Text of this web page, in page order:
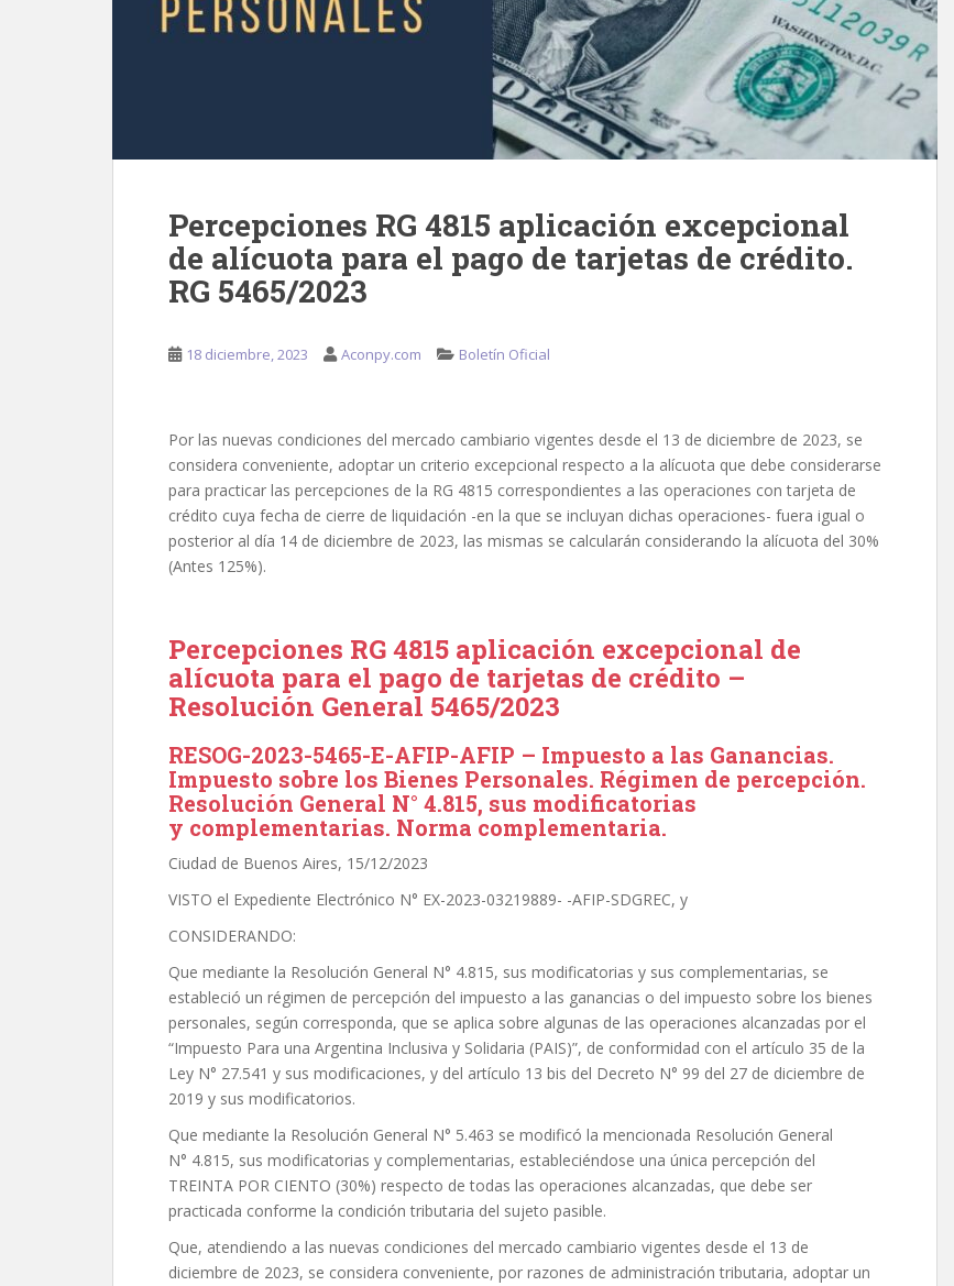
Percepciones RG 4815 aplicación excepcional
de alícuota para el pago de tarjetas de crédito.
RG 5465/2023
18 diciembre, 2023 Aconpy.com Boletín Oficial
Por las nuevas condiciones del mercado cambiario vigentes desde el 13 de diciembre de 2023, se
considera conveniente, adoptar un criterio excepcional respecto a la alícuota que debe considerarse
para practicar las percepciones de la RG 4815 correspondientes a las operaciones con tarjeta de
crédito cuya fecha de cierre de liquidación -en la que se incluyan dichas operaciones- fuera igual o
posterior al día 14 de diciembre de 2023, las mismas se calcularán considerando la alícuota del 30%
(Antes 125%).
Percepciones RG 4815 aplicación excepcional de
alícuota para el pago de tarjetas de crédito –
Resolución General 5465/2023
RESOG-2023-5465-E-AFIP-AFIP – Impuesto a las Ganancias.
Impuesto sobre los Bienes Personales. Régimen de percepción.
Resolución General N° 4.815, sus modificatorias
y complementarias. Norma complementaria.
Ciudad de Buenos Aires, 15/12/2023
VISTO el Expediente Electrónico N° EX-2023-03219889- -AFIP-SDGREC, y
CONSIDERANDO:
Que mediante la Resolución General N° 4.815, sus modificatorias y sus complementarias, se
estableció un régimen de percepción del impuesto a las ganancias o del impuesto sobre los bienes
personales, según corresponda, que se aplica sobre algunas de las operaciones alcanzadas por el
“Impuesto Para una Argentina Inclusiva y Solidaria (PAIS)”, de conformidad con el artículo 35 de la
Ley N° 27.541 y sus modificaciones, y del artículo 13 bis del Decreto N° 99 del 27 de diciembre de
2019 y sus modificatorios.
Que mediante la Resolución General N° 5.463 se modificó la mencionada Resolución General
N° 4.815, sus modificatorias y complementarias, estableciéndose una única percepción del
TREINTA POR CIENTO (30%) respecto de todas las operaciones alcanzadas, que debe ser
practicada conforme la condición tributaria del sujeto pasible.
Que, atendiendo a las nuevas condiciones del mercado cambiario vigentes desde el 13 de
diciembre de 2023, se considera conveniente, por razones de administración tributaria, adoptar un